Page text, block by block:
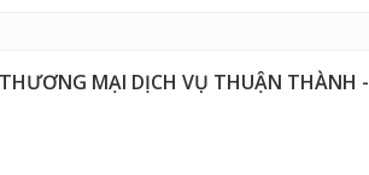
MẠI DỊCH VỤ THUẬN THÀNH -